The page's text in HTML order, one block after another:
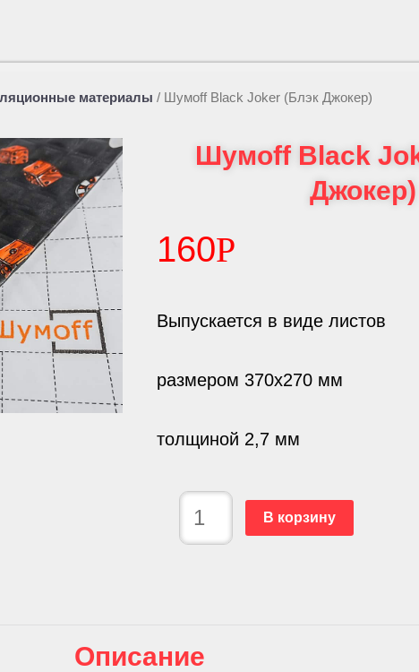
материалы / Шумоff Black Joker (Блэк Джокер)
Шумоff Black
Джокер)
160Р
Выпускается в виде листов
размером 370х270 мм
толщиной 2,7 мм
В корзину
Описание